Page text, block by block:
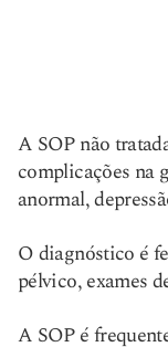
A SOP não
complicações na
anormal,
O diagnóstico é
pélvico, exames
A SOP é